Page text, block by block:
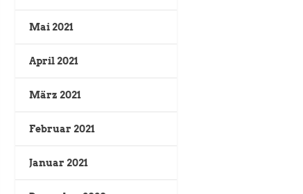
Mai 2021
April 2021
März 2021
Februar 2021
Januar 2021